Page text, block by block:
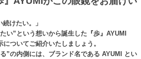
けたい。」
い”という想いから誕生した『歩』AYUMI
ついてご紹介いたしましょう。
”の内側には、ブランド名である AYUMI とい